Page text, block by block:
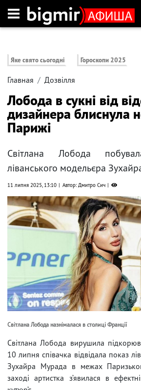
Яке свято сьогодні Гороскопи 2025
Главная Дозвілля
Лобода в сукні від
дизайнера блиснула
Парижі
Світлана Лобода
ліванського модельєра
11 липня 2025, 13:10 Автор: Дмитро Сич
Світлана Лобода назнімалася в столиці Франції
Світлана Лобода вирушила
10 липня співачка відвідала показ
Зухайра Мурада в межах
заході артистка з’явилася в